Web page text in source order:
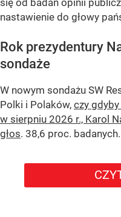
się od badań opinii
nastawienie do głowy
Rok prezydentury
sondaże
W nowym sondażu SW
Polki i Polaków, czy
w sierpniu 2026 r., Karol
głos. 38,6 proc.